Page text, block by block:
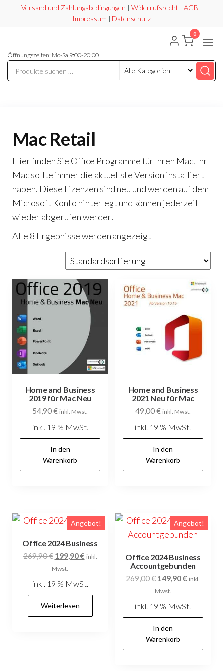
Versand und Zahlungsbedingungen | Widerrufsrecht | AGB |
Impressum | Datenschutz
Securesoft
Shop
statt
riskieren
Öffnungszeiten: Mo-Sa 9:00-20:00
0
Mac Retail
Hier finden Sie Office Programme für Ihren Mac. Ihr
Mac sollte immer die aktuellste Version installiert
haben. Diese Lizenzen sind neu und werden auf dem
Microsoft Konto hinterlegt und können jederzeit
wieder abgerufen werden.
Alle 8 Ergebnisse werden angezeigt
Home and Business
2019 für Mac Neu
54,90€ inkl. Mwst.
inkl. 19 % MwSt.
In den
Warenkorb
Home and Business
2021 Neu für Mac
49,00€ inkl. Mwst.
inkl. 19 % MwSt.
In den
Warenkorb
Angebot!
Office 2024 Business
269,90€ Ursprünglicher
Preis
199,90€Aktueller
inkl.
Mwst.
inkl. 19 % MwSt.
Weiterlesen
Angebot!
Office 2024 Business
Accountgebunden
269,00€Ursprünglicher
Preis
149,90€ Aktueller
inkl.
Mwst.
inkl. 19 % MwSt.
In den
Warenkorb